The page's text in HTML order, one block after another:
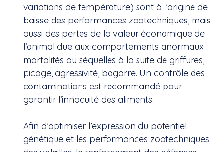
variations de température) sont à l’origine de
baisse des performances zootechniques, mais
aussi des pertes de la valeur économique de
l’animal due aux comportements anormaux :
mortalités ou séquelles à la suite de griffures,
picage, agressivité, bagarre. Un contrôle des
contaminations est recommandé pour
garantir l’innocuité des aliments.
Afin d’optimiser l’expression du potentiel
génétique et les performances zootechniques